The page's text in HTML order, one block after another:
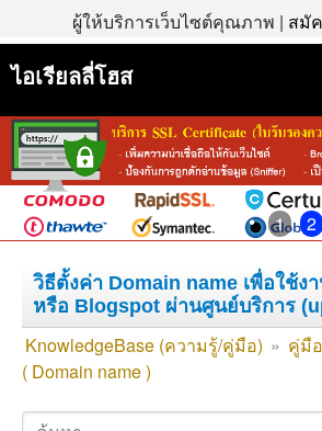
ผู้ให้บริการเว็บไซต์คุณภาพ | สมั
ไอเรียลลี่โฮส
1 2
วิธีตั้งค่า Domain name เพื่อใช้ง
หรือ Blogspot ผ่านศูนย์บริการ
KnowledgeBase (ความรู้/คู่มือ) » คู่มื
( Domain name )